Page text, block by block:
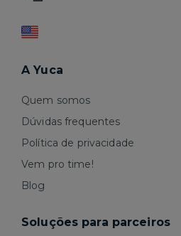
A Yuca
Quem somos
Dúvidas frequentes
Política de privacidade
Vem pro time!
Blog
Soluções para parceiros